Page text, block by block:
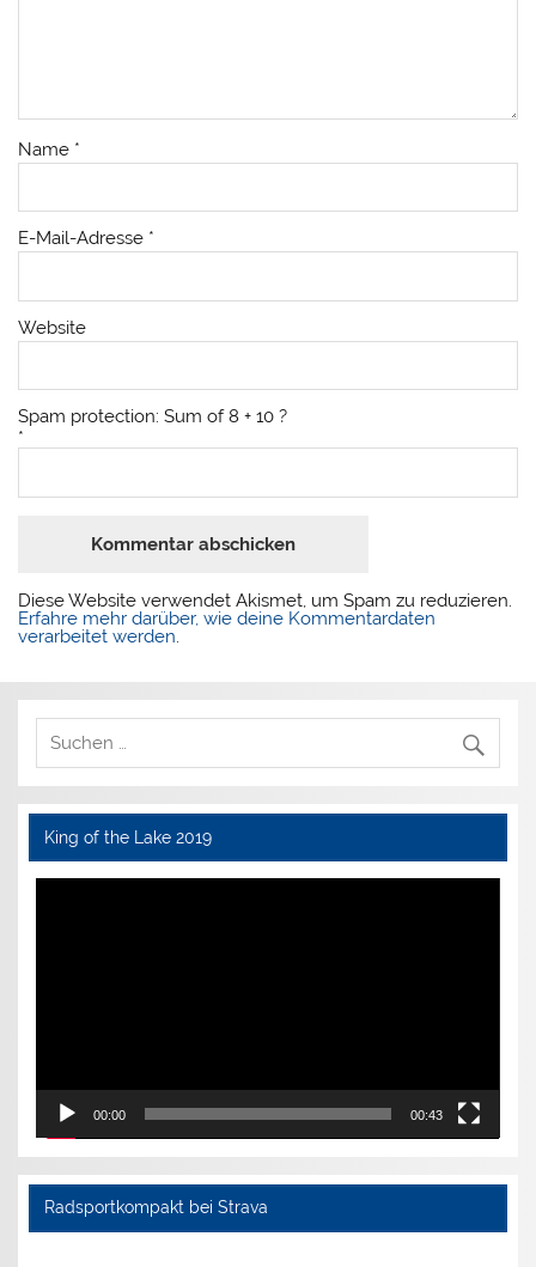
Name *
E-Mail-Adresse *
Website
Spam protection: Sum of 8 + 10 ?
*
Diese Website verwendet Akismet, um Spam zu reduzieren.
Erfahre mehr darüber, wie deine Kommentardaten
verarbeitet werden
King of the Lake 2019
Video-
00:00 00:43
Radsportkompakt bei Strava